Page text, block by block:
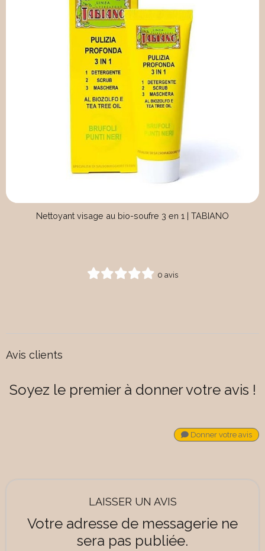
Nettoyant visage au bio-soufre 3 en 1 | TABIANO
0 avis
Avis clients
Soyez le premier à donner votre avis !
Donner votre avis
LAISSER UN AVIS
Votre adresse de messagerie ne
sera pas publiée.